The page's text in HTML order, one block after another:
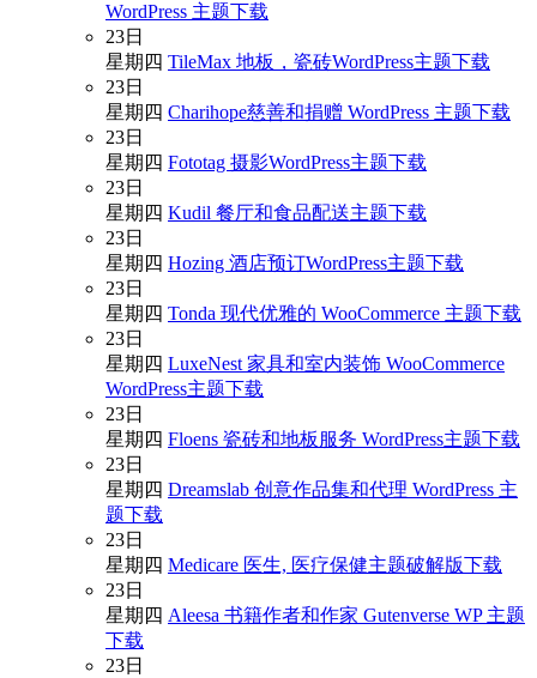
WordPress 主题下载
23日
星期四 TileMax 地板，瓷砖WordPress主题下载
23日
星期四 Charihope慈善和捐赠 WordPress 主题下载
23日
星期四 Fototag 摄影WordPress主题下载
23日
星期四 Kudil 餐厅和食品配送主题下载
23日
星期四 Hozing 酒店预订WordPress主题下载
23日
星期四 Tonda 现代优雅的 WooCommerce 主题下载
23日
星期四 LuxeNest 家具和室内装饰 WooCommerce
WordPress主题下载
23日
星期四 Floens 瓷砖和地板服务 WordPress主题下载
23日
星期四 Dreamslab 创意作品集和代理 WordPress 主
题下载
23日
星期四 Medicare 医生, 医疗保健主题破解版下载
23日
星期四 Aleesa 书籍作者和作家 Gutenverse WP 主题
下载
23日